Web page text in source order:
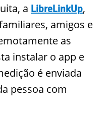
a LibreLinkUp,
amigos e
as
instalar o app e
é enviada
pessoa com